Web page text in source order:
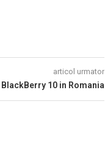
articol urmator
BlackBerry 10 in Romania